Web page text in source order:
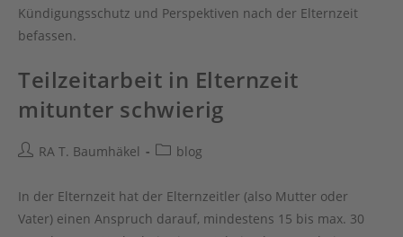
Kündigungsschutz und Perspektiven nach der Elternzeit
befassen.
Teilzeitarbeit in Elternzeit
mitunter schwierig
Beitrags-
RA T. Baumhäkel
Beitrags-
blog
In der Elternzeit hat der Elternzeitler (also Mutter oder
Vater) einen Anspruch darauf, mindestens 15 bis max. 30